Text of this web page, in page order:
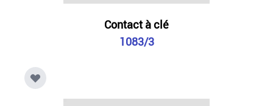
Contact à clé
1083/3